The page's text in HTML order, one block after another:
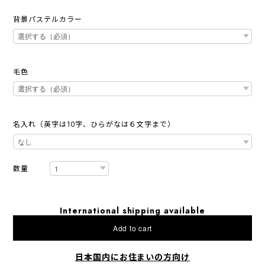
背景パステルカラー
毛色
名入れ（英字は10字、ひらがなは６文字まで）
数量
International shipping available
Add to cart
日本国内にお住まいの方向け